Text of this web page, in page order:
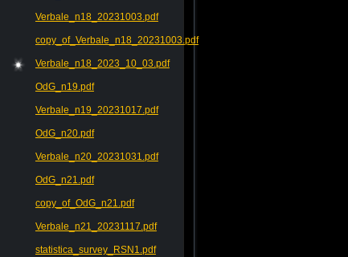
Verbale_n18_20231003.pdf
copy_of_Verbale_n18_20231003.pdf
Verbale_n18_2023_10_03.pdf
OdG_n19.pdf
Verbale_n19_20231017.pdf
OdG_n20.pdf
Verbale_n20_20231031.pdf
OdG_n21.pdf
copy_of_OdG_n21.pdf
Verbale_n21_20231117.pdf
statistica_survey_RSN1.pdf